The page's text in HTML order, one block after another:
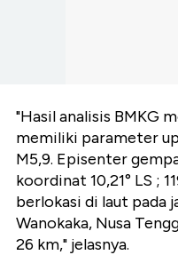
"Hasil analisis BMKG
memiliki parameter
M5,9. Episenter
koordinat 10,21° LS ;
berlokasi di laut pada
Wanokaka, Nusa
26 km," jelasnya.